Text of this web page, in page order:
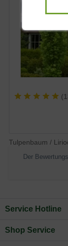
(
Tulpenbaum /
Der
Service Hotline
Shop Service